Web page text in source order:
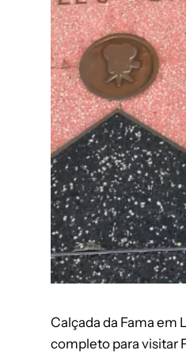
Calçada da Fama em
completo para visitar